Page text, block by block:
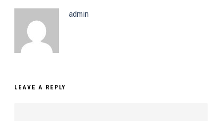
admin
LEAVE A REPLY